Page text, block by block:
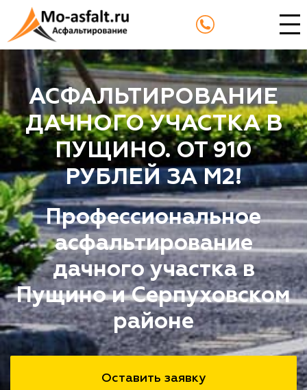
АСФАЛЬТИРОВАНИЕ
ДАЧНОГО УЧАСТКА В
ПУЩИНО. ОТ 910
РУБЛЕЙ ЗА М2!
Профессиональное
асфальтирование
дачного участка в
Пущино и Серпуховском
районе
Оставить заявку